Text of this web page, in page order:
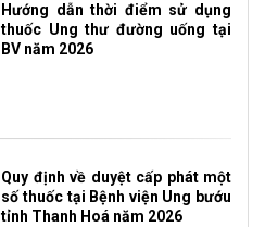
Hướng dẫn thời điểm sử dụng
thuốc Ung thư đường uống tại
BV năm 2026
Quy định về duyệt cấp phát một
số thuốc tại Bệnh viện Ung bướu
tỉnh Thanh Hoá năm 2026